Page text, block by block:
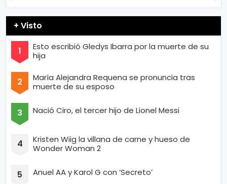
+ Visto
Esto escribió Gledys Ibarra por la muerte de su
hija
María Alejandra Requena se pronuncia tras
muerte de su esposo
Nació Ciro, el tercer hijo de Lionel Messi
Kristen Wiig la villana de carne y hueso de
Wonder Woman 2
Anuel AA y Karol G con ‘Secreto’